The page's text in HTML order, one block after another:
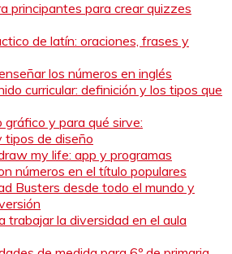
principantes para crear quizzes
de latín: oraciones, frases y
los números en inglés
curricular: definición y los tipos que
gráfico y para qué sirve:
tipos de diseño
my life: app y programas
números en el título populares
Busters desde todo el mundo y
trabajar la diversidad en el aula